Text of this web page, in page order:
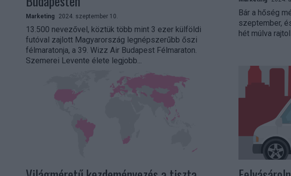
Marketing 2024. szeptember 10.
13.500 nevezővel, köztük több mint 3 ezer külföldi
futóval zajlott Magyarország legnépszerűbb őszi
félmaratonja, a 39. Wizz Air Budapest Félmaraton.
Szemerei Levente élete legjobb...
Bár a hőség
szeptember,
hét múlva